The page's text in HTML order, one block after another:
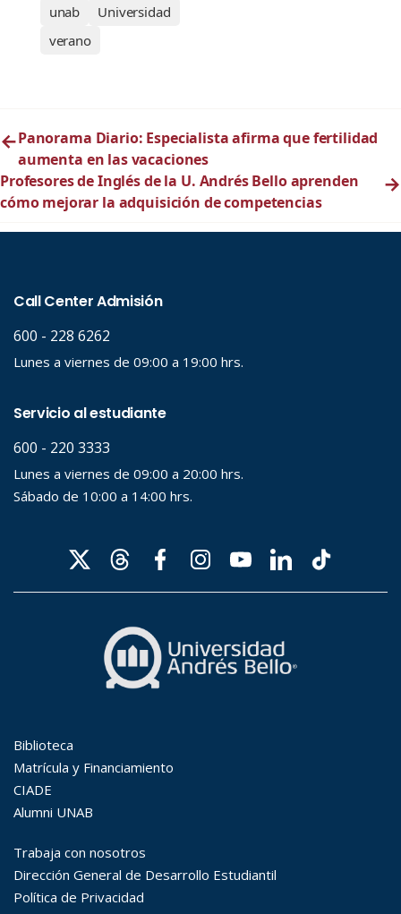
unab
Universidad
verano
←Panorama Diario: Especialista afirma que fertilidad
aumenta en las vacaciones
Profesores de Inglés de la U. Andrés Bello aprenden
cómo mejorar la adquisición de competencias
→